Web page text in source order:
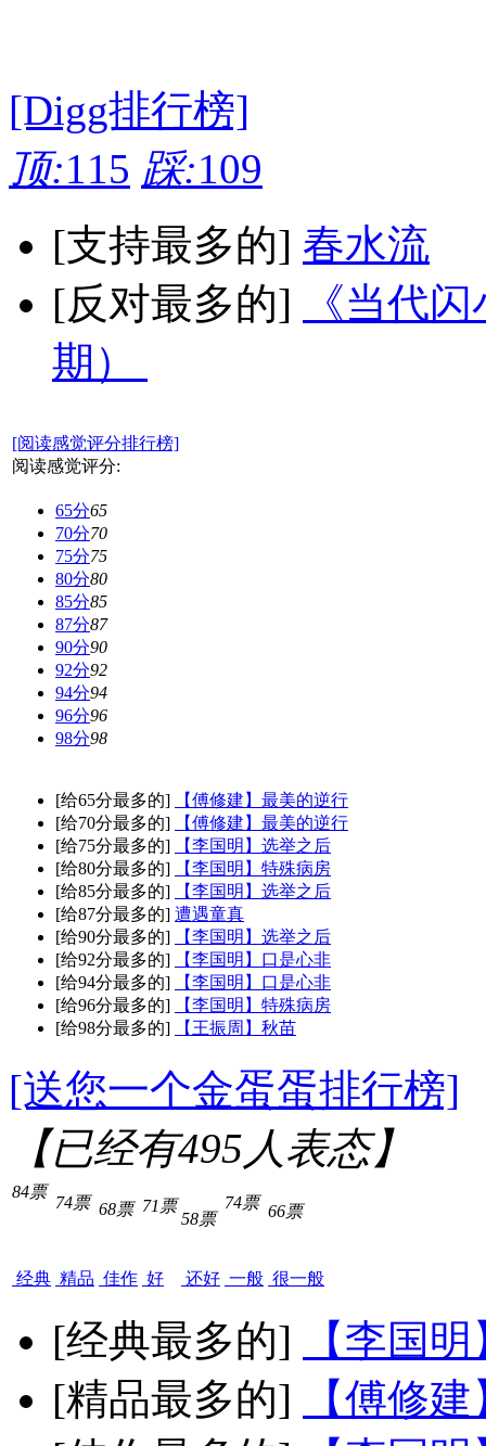
[Digg排行榜]
顶:115 踩:109
[支持最多的] 春水流
[反对最多的]
《当代
期）
[阅读感觉评分排行榜]
阅读感觉评分:
65分65
70分70
75分75
80分80
85分85
87分87
90分90
92分92
94分94
96分96
98分98
[给65分最多的]
【傅修建】最美的逆行
[给70分最多的]
【傅修建】最美的逆行
[给75分最多的]
【李国明】选举之后
[给80分最多的]
【李国明】特殊病房
[给85分最多的]
【李国明】选举之后
[给87分最多的] 遭遇童真
[给90分最多的]
【李国明】选举之后
[给92分最多的]
【李国明】口是心非
[给94分最多的]
【李国明】口是心非
[给96分最多的]
【李国明】特殊病房
[给98分最多的]
【王振周】秋苗
[送您一个金蛋蛋排行榜]
【已经有495人表态】
84票
经典
74票
精品
68票
佳作
71票
好
58票
还好
74票
一般
66票
很一般
[经典最多的]
【李国
[精品最多的]
【傅修